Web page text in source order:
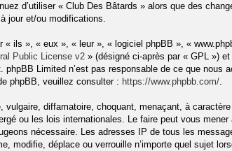
d’utiliser « Club Des Bâtards » alors que des
jour et/ou modifications.
« ils », « eux », « leur », « logiciel phpBB », «
Public License v2» (désigné ci-après par « GPL »)
Limited n’est pas responsable de ce que nous
phpBB, veuillez consulter : https://www.phpbb.com/.
diffamatoire, choquant, menaçant, à
ou les lois internationales. Le faire peut vous
nécessaire. Les adresses IP de tous les
modifie, déplace ou verrouille n’importe quel sujet